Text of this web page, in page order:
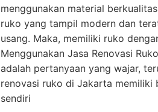
menggunakan material
ruko yang tampil modern dan
usang. Maka, memiliki ruko
Menggunakan Jasa Renovasi
adalah pertanyaan yang wajar,
renovasi ruko di Jakarta memiliki
sendiri